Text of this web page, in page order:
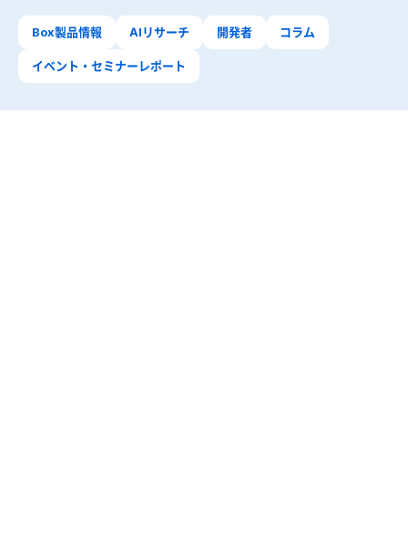
Box製品情報 AIリサーチ 開発者 コラム
イベント・セミナーレポート